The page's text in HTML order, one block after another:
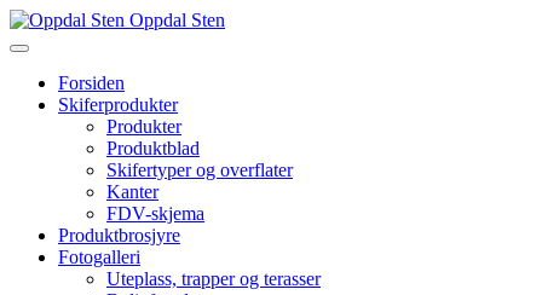
Oppdal Sten
Forsiden
Skiferprodukter
Produkter
Produktblad
Skifertyper og overflater
Kanter
FDV-skjema
Produktbrosjyre
Fotogalleri
Uteplass, trapper og terasser